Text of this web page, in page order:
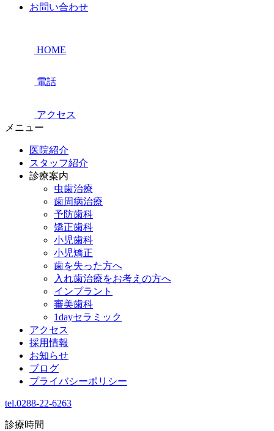
お問い合わせ
HOME
電話
アクセス
メニュー
医院紹介
スタッフ紹介
診療案内
虫歯治療
歯周病治療
予防歯科
矯正歯科
小児歯科
小児矯正
歯を失った方へ
入れ歯治療をお考えの方へ
インプラント
審美歯科
1dayセラミック
アクセス
採用情報
お知らせ
ブログ
プライバシーポリシー
tel.0288-22-6263
診療時間